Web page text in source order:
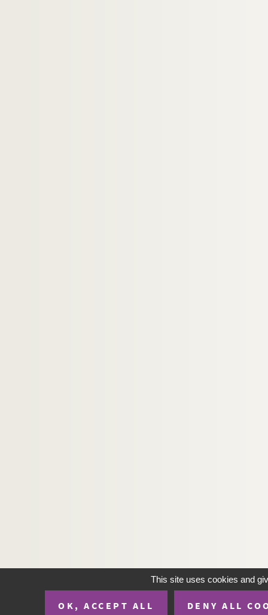
This site uses cookies and
OK, ACCEPT ALL DENY ALL